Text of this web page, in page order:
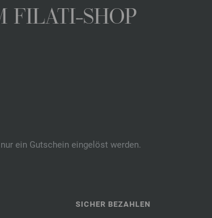
FILATI-SHOP
ein Gutschein eingelöst werden.
SICHER BEZAHLEN